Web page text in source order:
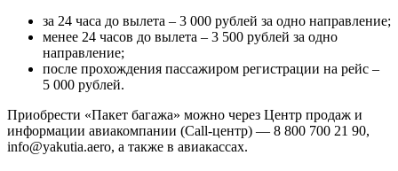
за 24 часа до вылета – 3 000 рублей за одно направление;
менее 24 часов до вылета – 3 500 рублей за одно
направление;
после прохождения пассажиром регистрации на рейс –
5 000 рублей.
Приобрести «Пакет багажа» можно через Центр продаж и
информации авиакомпании (Call-центр) — 8 800 700 21 90,
info@yakutia.aero, а также в авиакассах.